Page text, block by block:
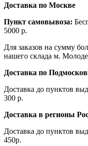
Доставка по Москве
Пункт самовывоза:
5000 р.
Для заказов на сумму
нашего склада м.
Доставка по
Доставка до пунктов
300 р.
Доставка в регионы
Доставка до пунктов
450р.